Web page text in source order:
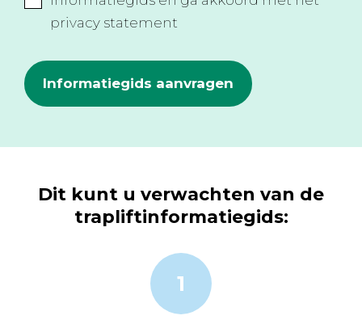
Dit kunt u verwachten van de
trapliftinformatiegids:
1
privacy statement
Informatiegids aanvragen